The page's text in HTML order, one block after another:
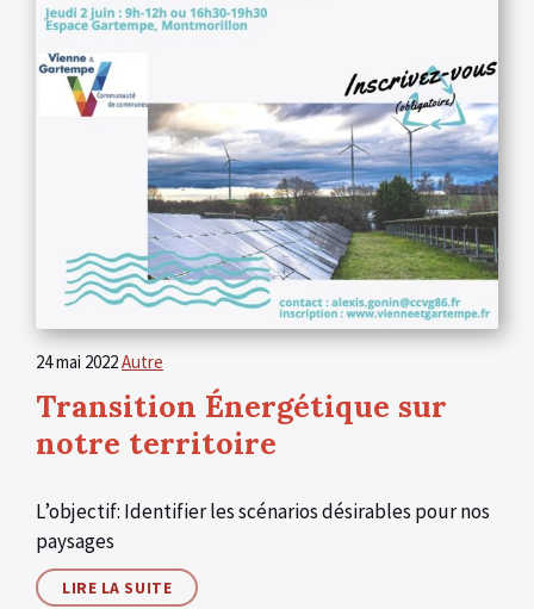
24 mai 2022Autre
Transition Énergétique sur
notre territoire
L’objectif: Identifier les scénarios désirables pour nos
paysages
LIRE LA SUITE